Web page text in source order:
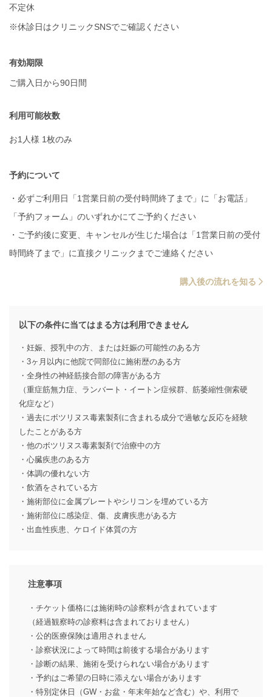
不定休
※休診日はクリニックSNSでご確認ください
有効期限
ご購入日から90日間
利用可能枚数
お1人様 1枚のみ
予約について
・必ずご利用日「1営業日前の受付時間終了まで」に「お電話」
「予約フォーム」のいずれかにてご予約ください
・ご予約後に変更、キャンセルが生じた場合は「1営業日前の受付
時間終了まで」に直接クリニックまでご連絡ください
購入後の流れを知る
以下の条件に当てはまる方は利用できません
・妊娠、授乳中の方、または妊娠の可能性のある方
・3ヶ月以内に他院で同部位に施術歴のある方
・全身性の神経筋接合部の障害がある方
（重症筋無力症、ランバート・イートン症候群、筋萎縮性側索硬
化症など）
・過去にボツリヌス毒素製剤に含まれる成分で過敏な反応を経験
したことがある方
・他のボツリヌス毒素製剤で治療中の方
・心臓疾患のある方
・体調の優れない方
・飲酒をされている方
・施術部位に金属プレートやシリコンを埋めている方
・施術部位に感染症、傷、皮膚疾患がある方
・出血性疾患、ケロイド体質の方
注意事項
・チケット価格には施術時の診察料が含まれています
（経過観察時の診察料は含まれておりません）
・公的医療保険は適用されません
・診察状況によって時間は前後する場合があります
・診断の結果、施術を受けられない場合があります
・予約はご希望の日時に添えない場合があります
・特別定休日（GW・お盆・年末年始など含む）や、利用で